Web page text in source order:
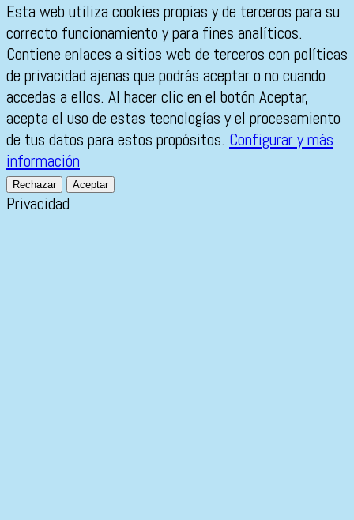
Esta web utiliza cookies propias y de terceros para su
correcto funcionamiento y para fines analíticos.
Contiene enlaces a sitios web de terceros con políticas
de privacidad ajenas que podrás aceptar o no cuando
accedas a ellos. Al hacer clic en el botón Aceptar,
acepta el uso de estas tecnologías y el procesamiento
de tus datos para estos propósitos. Configurar y más
información
Rechazar Aceptar
Privacidad